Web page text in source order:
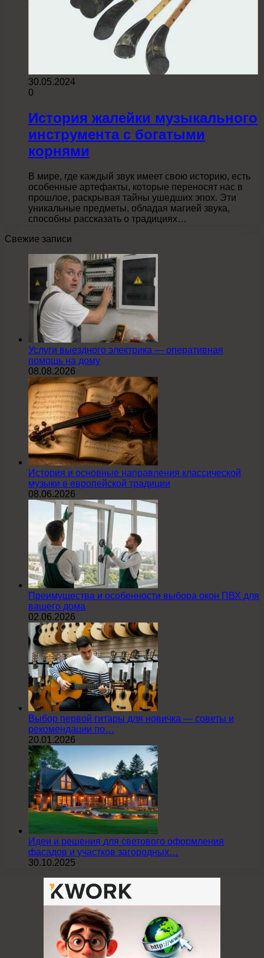
30.05.2024
0
История жалейки музыкального
инструмента с богатыми
корнями
В мире, где каждый звук имеет свою историю, есть
особенные артефакты, которые переносят нас в
прошлое, раскрывая тайны ушедших эпох. Эти
уникальные предметы, обладая магией звука,
способны рассказать о традициях…
Свежие записи
Услуги выездного электрика — оперативная
помощь на дому
08.08.2026
История и основные направления классической
музыки в европейской традиции
08.06.2026
Преимущества и особенности выбора окон ПВХ для
вашего дома
02.06.2026
Выбор первой гитары для новичка — советы и
рекомендации по…
20.01.2026
Идеи и решения для светового оформления
фасадов и участков загородных…
30.10.2025